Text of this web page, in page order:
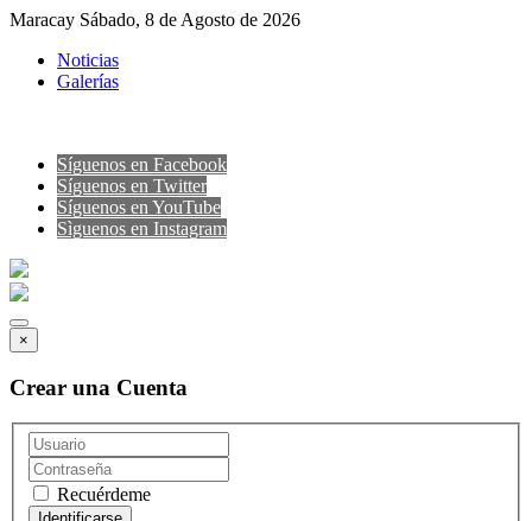
Maracay Sábado, 8 de Agosto de 2026
Noticias
Galerías
Síguenos en Facebook
Síguenos en Twitter
Síguenos en YouTube
Sìguenos en Instagram
×
Crear una Cuenta
Recuérdeme